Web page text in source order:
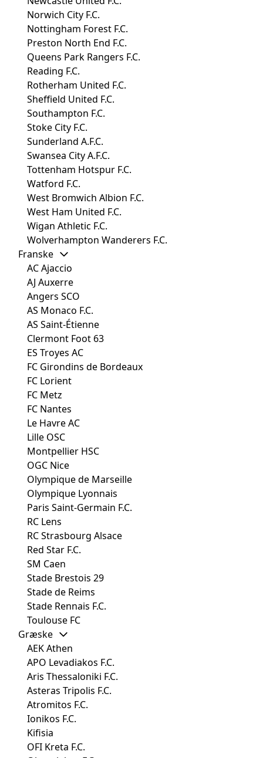
Norwich City F.C.
Nottingham Forest F.C.
Preston North End F.C.
Queens Park Rangers F.C.
Reading F.C.
Rotherham United F.C.
Sheffield United F.C.
Southampton F.C.
Stoke City F.C.
Sunderland A.F.C.
Swansea City A.F.C.
Tottenham Hotspur F.C.
Watford F.C.
West Bromwich Albion F.C.
West Ham United F.C.
Wigan Athletic F.C.
Wolverhampton Wanderers F.C.
Franske
AC Ajaccio
AJ Auxerre
Angers SCO
AS Monaco F.C.
AS Saint-Étienne
Clermont Foot 63
ES Troyes AC
FC Girondins de Bordeaux
FC Lorient
FC Metz
FC Nantes
Le Havre AC
Lille OSC
Montpellier HSC
OGC Nice
Olympique de Marseille
Olympique Lyonnais
Paris Saint-Germain F.C.
RC Lens
RC Strasbourg Alsace
Red Star F.C.
SM Caen
Stade Brestois 29
Stade de Reims
Stade Rennais F.C.
Toulouse FC
Græske
AEK Athen
APO Levadiakos F.C.
Aris Thessaloniki F.C.
Asteras Tripolis F.C.
Atromitos F.C.
Ionikos F.C.
Kifisia
OFI Kreta F.C.